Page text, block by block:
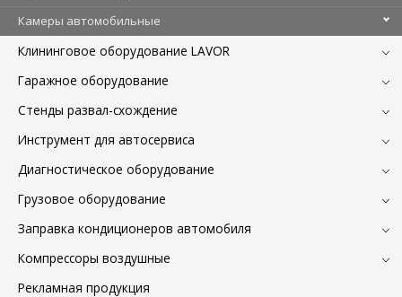
Камеры автомобильные
Клининговое оборудование LAVOR
Гаражное оборудование
Стенды развал-схождение
Инструмент для автосервиса
Диагностическое оборудование
Грузовое оборудование
Заправка кондиционеров автомобиля
Компрессоры воздушные
Рекламная продукция